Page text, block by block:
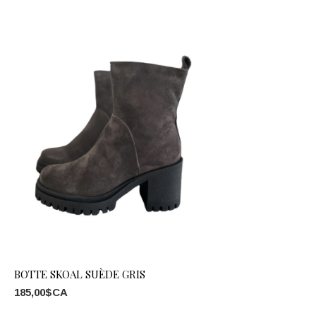
BOTTE SKOAL SUÈDE GRIS
185,00$CA